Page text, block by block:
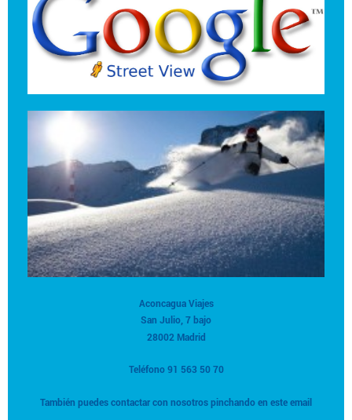
Aconcagua Viajes
San Julio, 7 bajo
28002 Madrid
Teléfono 91 563 50 70
También puedes contactar con nosotros pinchando en este email